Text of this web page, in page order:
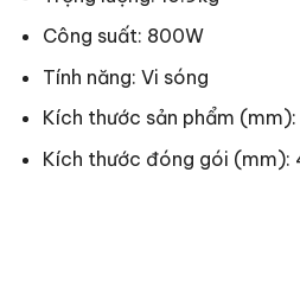
Công suất: 800W
Tính năng: Vi sóng
Kích thước sản phẩm
Kích thước đóng gói